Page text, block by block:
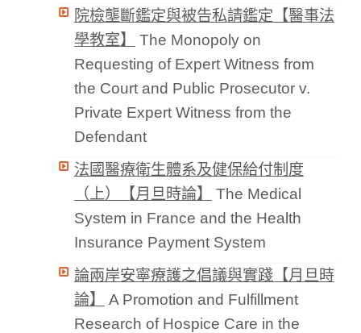
院檢壟斷鑑定與被告私請鑑定【醫事法
學教室】
The Monopoly on
Requesting of Expert Witness from
the Court and Public Prosecutor v.
Private Expert Witness from the
Defendant
法國醫療衛生體系及健保給付制度
（上）【月旦時論】
The Medical
System in France and the Health
Insurance Payment System
論兩岸安寧療護之倡議與實踐【月旦時
論】
A Promotion and Fulfillment
Research of Hospice Care in the